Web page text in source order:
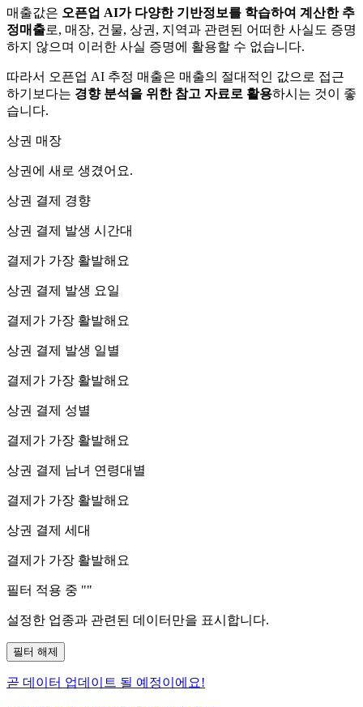
매출값은 오픈업 AI가 다양한 기반정보를 학습하여 계산한 추
정매출로, 매장, 건물, 상권, 지역과 관련된 어떠한 사실도 증명
하지 않으며 이러한 사실 증명에 활용할 수 없습니다.
따라서 오픈업 AI 추정 매출은 매출의 절대적인 값으로 접근
하기보다는 경향 분석을 위한 참고 자료로 활용하시는 것이 좋
습니다.
상권 매장
상권에 새로 생겼어요.
상권 결제 경향
상권 결제 발생 시간대
결제가 가장 활발해요
상권 결제 발생 요일
결제가 가장 활발해요
상권 결제 발생 일별
결제가 가장 활발해요
상권 결제 성별
결제가 가장 활발해요
상권 결제 남녀 연령대별
결제가 가장 활발해요
상권 결제 세대
결제가 가장 활발해요
필터 적용 중 ""
설정한 업종과 관련된 데이터만을 표시합니다.
필터 해제
곧 데이터 업데이트 될 예정이에요!